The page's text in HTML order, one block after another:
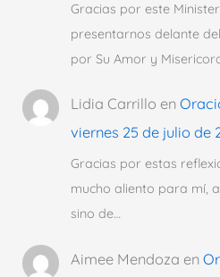
Gracias por este
presentarnos delante
por Su Amor y
Lidia Carrillo en
viernes 25 de julio de
Gracias por estas
mucho aliento para mí,
sino de…
Aimee Mendoza en